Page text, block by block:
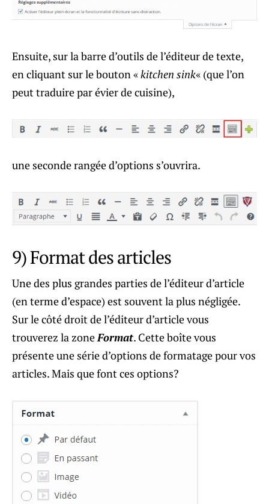
Ensuite, sur la barre d’outils de l’éditeur de texte,
en cliquant sur le bouton «kitchen sink« (que l’on
peut traduire par évier de cuisine),
une seconde rangée d’options s’ouvrira.
9) Format des articles
Une des plus grandes parties de l’éditeur d’article
(en terme d’espace) est souvent la plus négligée.
Sur le côté droit de l’éditeur d’article vous
trouverez la zoneFormat. Cette boîte vous
présente une série d’options de formatage pour vos
articles. Mais que font ces options?